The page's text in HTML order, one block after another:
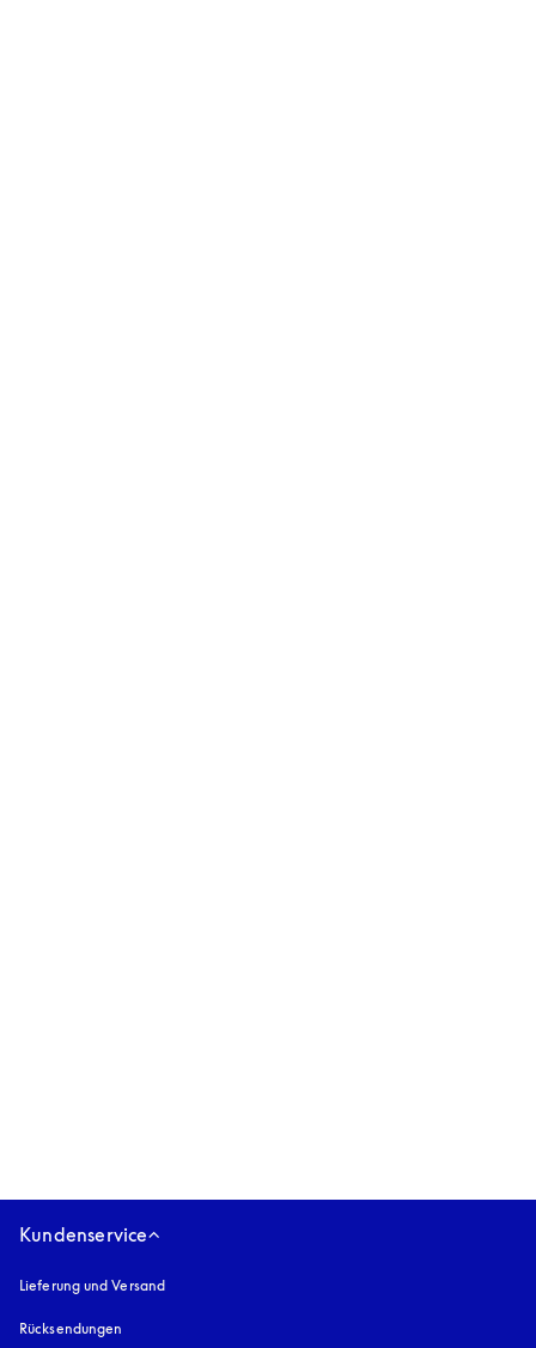
Kundenservice
Lieferung und Versand
Rücksendungen